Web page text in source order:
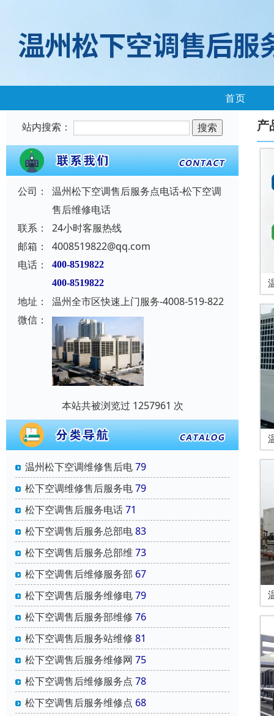
首页
站内搜索：
公司：
温州松下空调售后服务点电话-松下空调
售后维修电话
联系：
24小时客服热线
邮箱：
4008519822@qq.com
电话：
400-8519822
400-8519822
地址：
温州全市区快速上门服务-4008-519-822
微信：
本站共被浏览过 1257961 次
温州松下空调维修售后电79
松下空调维修售后服务电79
松下空调售后服务电话71
松下空调售后服务总部电83
松下空调售后服务总部维 73
松下空调售后维修服务部 67
松下空调售后服务维修电79
松下空调售后服务部维修 76
松下空调售后服务站维修 81
松下空调售后服务维修网 75
松下空调售后维修服务点 78
松下空调售后服务维修点 68
产